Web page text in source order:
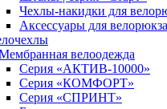
Чехлы-накидки для
Аксессуары для
велоодежда
Серия «АКТИВ-10000»
Серия «КОМФОРТ»
Серия «СПРИНТ»